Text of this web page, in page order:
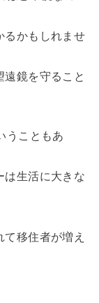
るかもしれませ
鏡を守ること
うこともあ
は生活に大きな
移住者が増え